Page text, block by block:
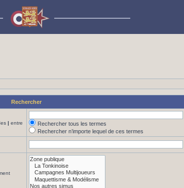
Rechercher
| entre
Rechercher tous les termes
Rechercher n’importe lequel de ces termes